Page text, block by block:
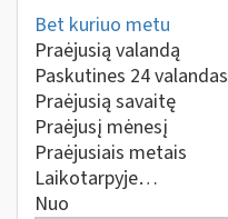
Bet kuriuo metu
Praėjusią valandą
Paskutines 24 valandas
Praėjusią savaitę
Praėjusį mėnesį
Praėjusiais metais
Laikotarpyje…
Nuo